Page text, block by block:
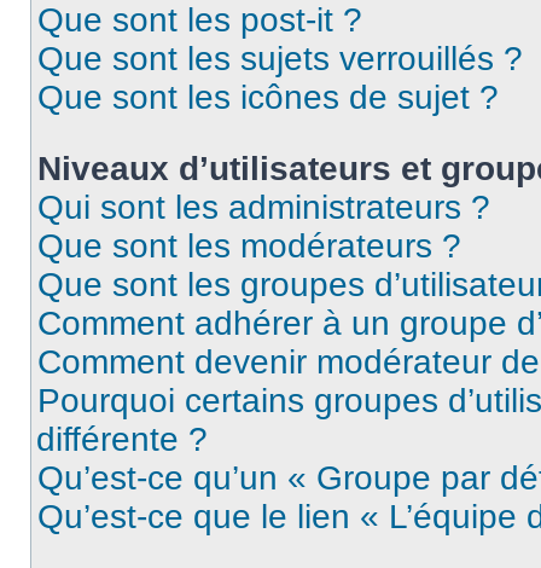
Que sont les post-it ?
Que sont les sujets verrouillés ?
Que sont les icônes de sujet ?
Niveaux d’utilisateurs et
Qui sont les administrateurs ?
Que sont les modérateurs ?
Que sont les groupes
Comment adhérer à un groupe
Comment devenir modérateur
Pourquoi certains groupes
différente ?
Qu’est-ce qu’un « Groupe par
Qu’est-ce que le lien « L’équipe